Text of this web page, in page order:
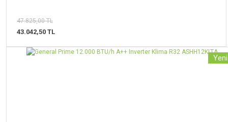
47.825,00 TL
43.042,50 TL
Yeni